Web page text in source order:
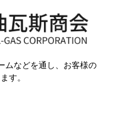
ムなどを通し、お客様の
す。